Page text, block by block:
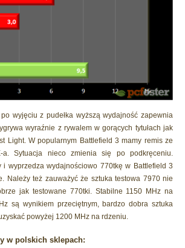
wyjęciu z pudełka wyższą wydajność zapewnia
wyraźnie z rywalem w gorących tytułach jak
Light. W popularnym Battlefield 3 mamy remis ze
a. Sytuacja nieco zmienia się po podkręceniu.
i wyprzedza wydajnościowo 770tkę w Battlefield 3
Należy też zauważyć że sztuka testowa 7970 nie
jak testowane 770tki. Stabilne 1150 MHz na
są wynikiem przeciętnym, bardzo dobra sztuka
powyżej 1200 MHz na rdzeniu.
w polskich sklepach: